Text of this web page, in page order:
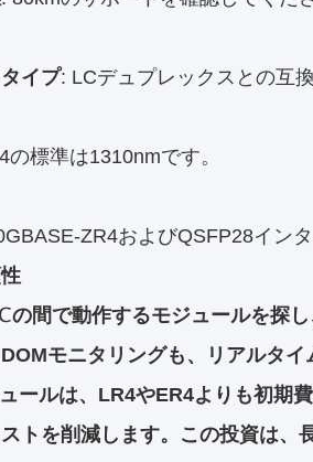
イプ: LCデュプレックスとの互
の標準は1310nmです。
ZR4およびQSFP28イン
の間で動作するモジュールを探
モニタリングも、リアルタイ
ールは、LR4やER4よりも初期
トを削減します。この投資は、